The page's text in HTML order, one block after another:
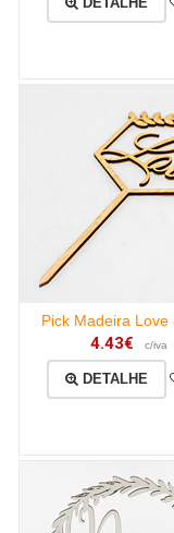
Pick Madeira Love
4.43€ c/iva
DETALHE